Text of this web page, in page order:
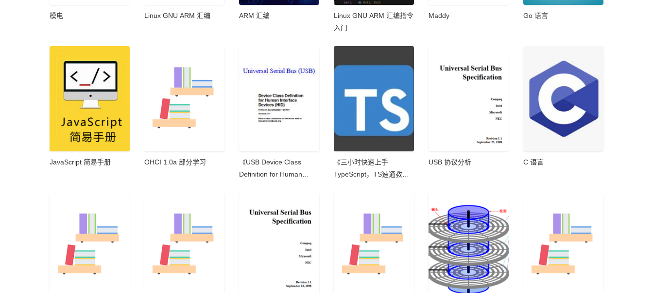
模电 Linux GNU ARM 汇编 ARM 汇编
Linux GNU ARM 汇编指令
入门
Maddy​ Go 语言
JavaScript 简易手册 OHCI 1.0a 部分学习
《USB Device Class
Definition for Human
《三小时快速上手
TypeScript，TS速通教
USB 协议分析 C 语言